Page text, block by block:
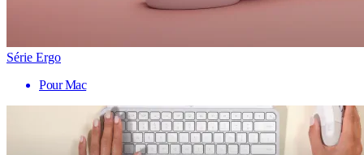
Série Ergo
Pour Mac